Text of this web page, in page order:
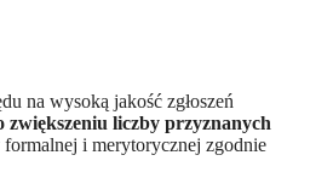
na wysoką jakość zgłoszeń
zwiększeniu liczby przyznanych
i merytorycznej zgodnie